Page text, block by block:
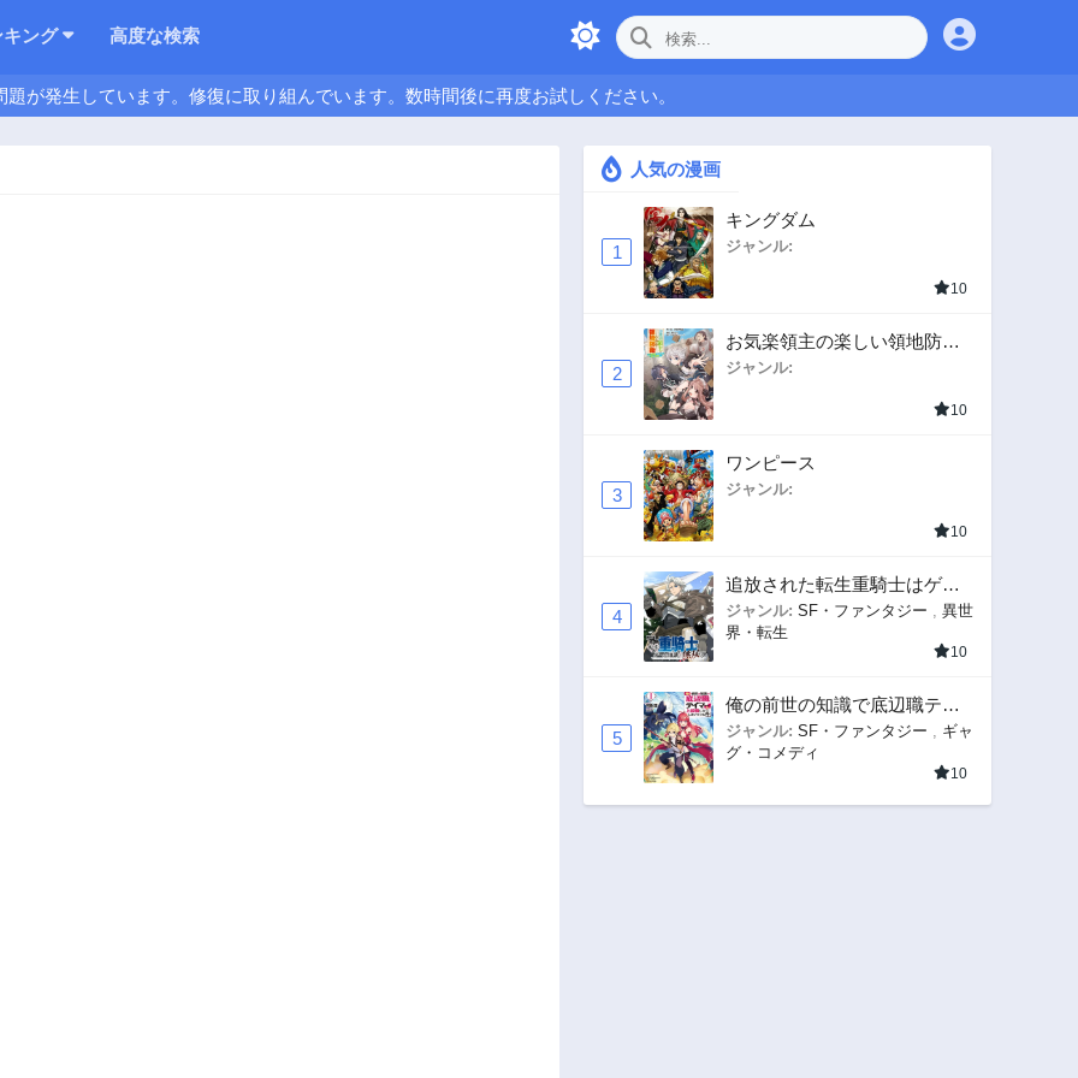
ング 高度な検索
が発生しています。修復に取り組んでいます。数時間後に再度お試しください。
人気の漫画
1
キングダム
ジャンル:
10
2
お気楽領主の楽しい領地防衛
〜生産系魔術で名もなき村を
ジャンル:
10
3
ワンピース
ジャンル:
10
4
追放された転生重騎士はゲー
ム知識で無双する
ジャンル: SF・ファンタジー
異世
界・転生
10
5
俺の前世の知識で底辺職テイ
マーが上級職になってしまい
そうな件
ジャンル: SF・ファンタジー , ギャ
グ・コメディ
10